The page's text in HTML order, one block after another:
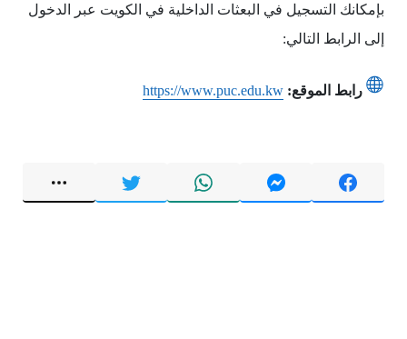
بإمكانك التسجيل في البعثات الداخلية في الكويت عبر الدخول
إلى الرابط التالي:
رابط الموقع: https://www.puc.edu.kw